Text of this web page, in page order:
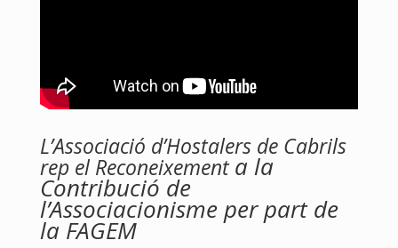
L’Associació d’Hostalers de Cabrils
rep el Reconeixementa la
Contribució de
l’Associacionisme per part de
la FAGEM